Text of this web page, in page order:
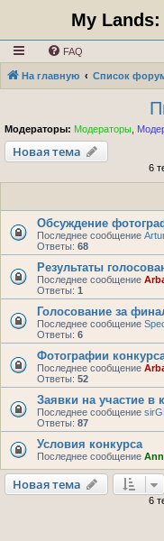
My
FAQ
На главную Список
Модераторы: Модераторы
Новая тема
6
Обсуждение
Последнее сообщение
Ответы: 68
Результаты
Последнее сообщение
Ответы: 1
Голосование за
Последнее сообщение
Ответы: 6
Фотографии
Последнее сообщение
Ответы: 52
Заявки на участие в
Последнее сообщение
Ответы: 87
Условия конкурса
Последнее сообщение
Новая тема
6